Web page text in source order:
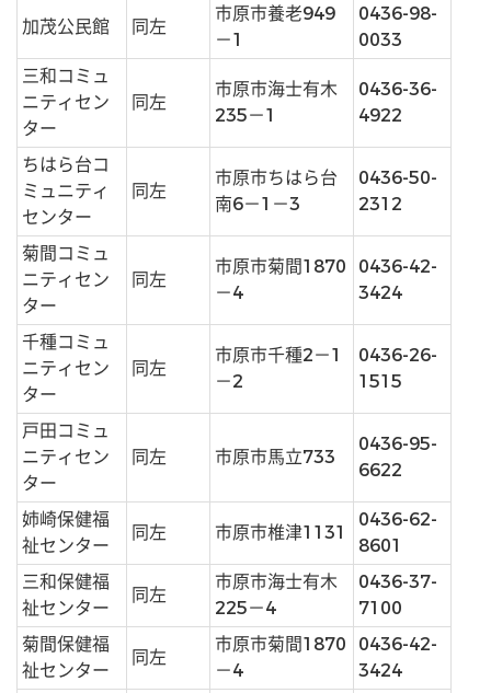
加茂公民館 同左
市原市養老949
－1
0436-98-
0033
三和コミュ
ニティセン
ター
同左
市原市海士有木
235－1
0436-36-
4922
ちはら台コ
ミュニティ
センター
同左
市原市ちはら台
南6－1－3
0436-50-
2312
菊間コミュ
ニティセン
ター
同左
市原市菊間1870
－4
0436-42-
3424
千種コミュ
ニティセン
ター
同左
市原市千種2－1
－2
0436-26-
1515
戸田コミュ
ニティセン
ター
同左 市原市馬立733
0436-95-
6622
姉崎保健福
祉センター
同左 市原市椎津1131
0436-62-
8601
三和保健福
祉センター
同左
市原市海士有木
225－4
0436-37-
7100
菊間保健福
祉センター
同左
市原市菊間1870
－4
0436-42-
3424